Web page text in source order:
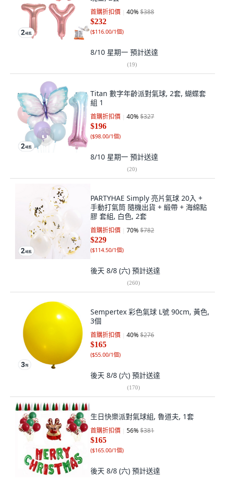
首購折扣價 40%$388
$232
($116.00/1個)
8/10 星期一 預計送達
(19)
Titan 數字年齡派對氣球, 2套, 蝴蝶套
組 1
首購折扣價 40%$327
$196
($98.00/1個)
8/10 星期一 預計送達
(20)
PARTYHAE Simply 亮片氣球 20入 +
手動打氣筒 隨機出貨 + 緞帶 + 海綿點
膠 套組, 白色, 2套
首購折扣價 70%$782
$229
($114.50/1個)
後天 8/8 (六) 預計送達
(260)
Sempertex 彩色氣球 L號 90cm, 黃色,
3個
首購折扣價 40%$276
$165
($55.00/1個)
後天 8/8 (六) 預計送達
(170)
生日快樂派對氣球組, 魯道夫, 1套
首購折扣價 56%$381
$165
($165.00/1個)
後天 8/8 (六) 預計送達